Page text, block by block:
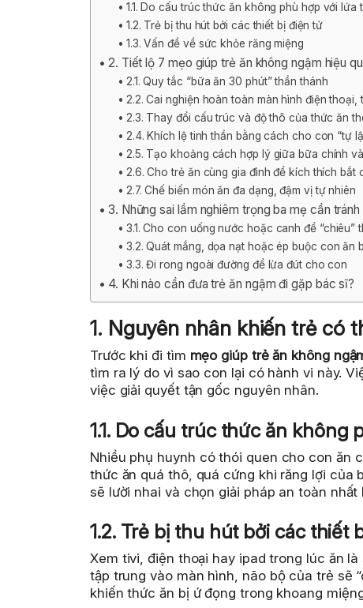
1.1. Do cấu trúc thức ăn không phù hợp với lứa
1.2. Trẻ bị thu hút bởi các thiết bị điện tử
1.3. Vấn đề về sức khỏe răng miệng
2. Tiết lộ 7 mẹo giúp trẻ ăn không ngậm hiệu
2.1. Quy tắc “bữa ăn 30 phút” thần thánh
2.2. Cai nghiện hoàn toàn màn hình điện thoại,
2.3. Thay đổi cấu trúc và độ thô của thức ăn
2.4. Khích lệ tinh thần bằng cách cho con “tự
2.5. Tạo khoảng cách hợp lý giữa bữa chính
2.6. Cho trẻ ăn cùng gia đình để kích thích bắt
2.7. Chế biến món ăn đa dạng, đậm vị tự nhiên
3. Những sai lầm nghiêm trọng ba mẹ cần
3.1. Cho con uống nước hoặc canh để “chiêu”
3.2. Quát mắng, dọa nạt hoặc ép buộc con ăn
3.3. Đi rong ngoài đường để lừa đút cho con
4. Khi nào cần đưa trẻ ăn ngậm đi gặp bác sĩ?
1. Nguyên nhân khiến trẻ có
Trước khi đi tìm mẹo giúp trẻ ăn không
tìm ra lý do vì sao con lại có hành vi này.
việc giải quyết tận gốc nguyên nhân.
1.1. Do cấu trúc thức ăn không
Nhiều phụ huynh có thói quen cho con ăn
thức ăn quá thô, quá cứng khi răng lợi của
sẽ lười nhai và chọn giải pháp an toàn
1.2. Trẻ bị thu hút bởi các thiết
Xem tivi, điện thoại hay ipad trong lúc ăn
tập trung vào màn hình, não bộ của trẻ sẽ
khiến thức ăn bị ứ đọng trong khoang